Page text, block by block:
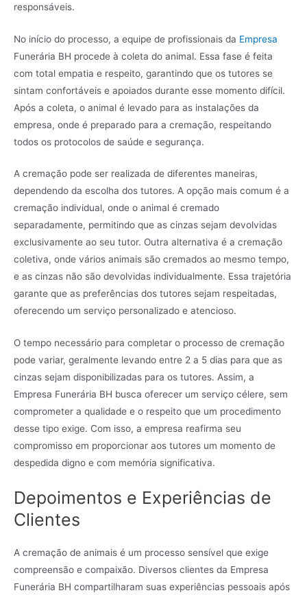
responsáveis.
No início do processo, a equipe de profissionais da Empresa
Funerária BH procede à coleta do animal. Essa fase é feita
com total empatia e respeito, garantindo que os tutores se
sintam confortáveis e apoiados durante esse momento difícil.
Após a coleta, o animal é levado para as instalações da
empresa, onde é preparado para a cremação, respeitando
todos os protocolos de saúde e segurança.
A cremação pode ser realizada de diferentes maneiras,
dependendo da escolha dos tutores. A opção mais comum é a
cremação individual, onde o animal é cremado
separadamente, permitindo que as cinzas sejam devolvidas
exclusivamente ao seu tutor. Outra alternativa é a cremação
coletiva, onde vários animais são cremados ao mesmo tempo,
e as cinzas não são devolvidas individualmente. Essa trajetória
garante que as preferências dos tutores sejam respeitadas,
oferecendo um serviço personalizado e atencioso.
O tempo necessário para completar o processo de cremação
pode variar, geralmente levando entre 2 a 5 dias para que as
cinzas sejam disponibilizadas para os tutores. Assim, a
Empresa Funerária BH busca oferecer um serviço célere, sem
comprometer a qualidade e o respeito que um procedimento
desse tipo exige. Com isso, a empresa reafirma seu
compromisso em proporcionar aos tutores um momento de
despedida digno e com memória significativa.
Depoimentos e Experiências de
Clientes
A cremação de animais é um processo sensível que exige
compreensão e compaixão. Diversos clientes da Empresa
Funerária BH compartilharam suas experiências pessoais após